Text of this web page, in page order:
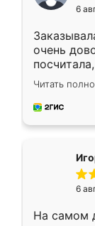
6
очень
Замерщик
делу со
за день,
Читать
6
На самом